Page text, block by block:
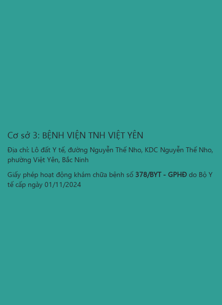
Cơ sở 3: BỆNH VIỆN TNH VIỆT YÊN
Địa chỉ: Lô đất Y tế, đường Nguyễn Thế Nho, KDC Nguyễn Thế Nho,
phường Việt Yên, Bắc Ninh
Giấy phép hoạt động khám chữa bệnh số 378/BYT - GPHĐ do Bộ Y
tế cấp ngày 01/11/2024